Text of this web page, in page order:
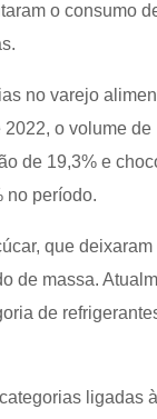
o consumo
no varejo
2022, o volume de
de 19,3% e
no período.
que deixaram
de massa.
de
ligadas à